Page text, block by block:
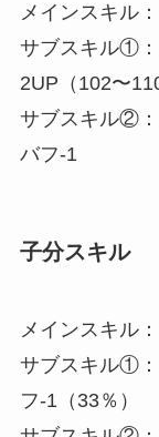
メインスキル
サブスキル①
2UP（102〜110
サブスキル②
バフ-1
子分スキル
メインスキル
サブスキル①
フ-1（33％）